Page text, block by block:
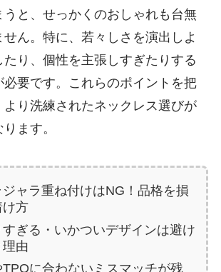
うと、せっかくのおしゃれも台無
せん。特に、若々しさを演出しよ
たり、個性を主張しすぎたりする
要です。これらのポイントを把
り洗練されたネックレス選びが
ます。
ジャラ重ね付けはNG！品格を損
け方
すぎる・いかついデザインは避け
理由
に合わないミスマッチが残